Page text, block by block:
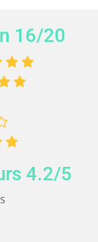
16/20
4.2/5